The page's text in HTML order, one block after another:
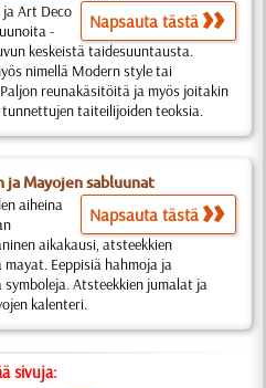
Napsauta tästä
Art Deco
-
keskeistä taidesuuntausta.
nimellä Modern style tai
reunakäsitöitä ja myös joitakin
taiteilijoiden teoksia.
ja Mayojen sabluunat
Napsauta tästä
aiheina
aikakausi, atsteekkien
Eeppisiä hahmoja ja
symboleja. Atsteekkien jumalat ja
kalenteri.
sivuja: